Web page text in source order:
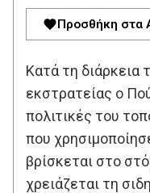
Προσθήκη στα
Κατά τη διάρκεια
εκστρατείας ο
πολιτικές του
που
βρίσκεται στο
χρειάζεται τη